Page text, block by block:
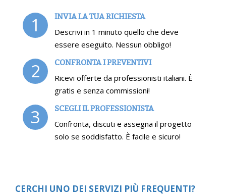
1 INVIA LA TUA RICHIESTA
Descrivi in 1 minuto quello che deve
essere eseguito. Nessun obbligo!
2 CONFRONTA I PREVENTIVI
Ricevi offerte da professionisti italiani. È
gratis e senza commissioni!
3 SCEGLI IL PROFESSIONISTA
Confronta, discuti e assegna il progetto
solo se soddisfatto. È facile e sicuro!
CERCHI UNO DEI SERVIZI PIÙ FREQUENTI?